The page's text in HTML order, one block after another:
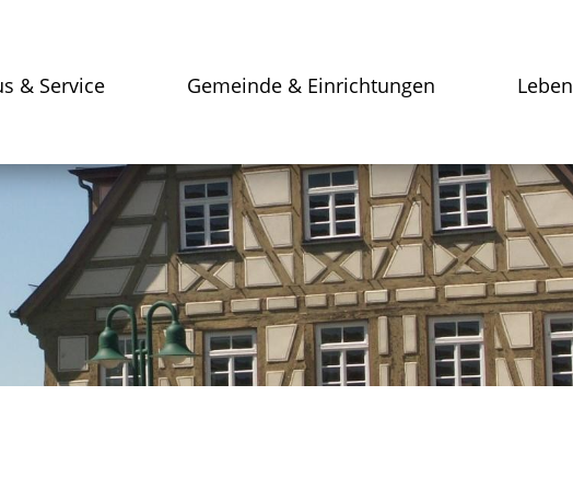
& Service Gemeinde & Einrichtungen